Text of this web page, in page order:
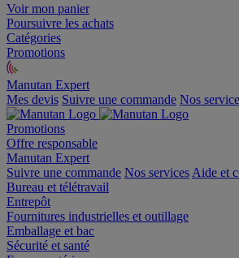
Voir mon panier
Poursuivre les achats
Catégories
Promotions
Manutan Expert
offre reconditionnée
Mes devis Suivre une commande Nos services
Promotions
Offre responsable
Manutan Expert
Suivre une commande
Bureau et télétravail
Entrepôt
Fournitures industrielles et outillage
Emballage et bac